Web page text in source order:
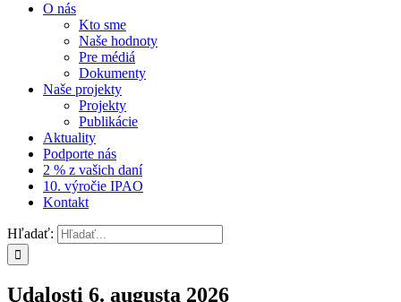
O nás
Kto sme
Naše hodnoty
Pre médiá
Dokumenty
Naše projekty
Projekty
Publikácie
Aktuality
Podporte nás
2 % z vašich daní
10. výročie IPAO
Kontakt
Hľadať:
Udalosti 6. augusta 2026